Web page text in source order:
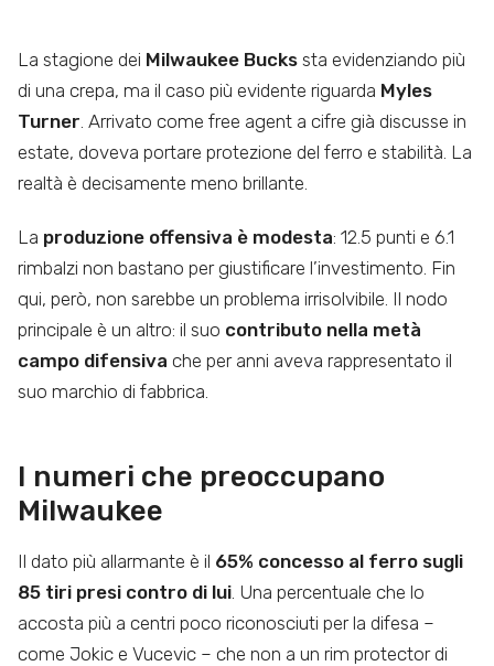
La stagione dei Milwaukee Bucks sta evidenziando più
di una crepa, ma il caso più evidente riguarda Myles
Turner. Arrivato come free agent a cifre già discusse in
estate, doveva portare protezione del ferro e stabilità. La
realtà è decisamente meno brillante.
La produzione offensiva è modesta: 12.5 punti e 6.1
rimbalzi non bastano per giustificare l’investimento. Fin
qui, però, non sarebbe un problema irrisolvibile. Il nodo
principale è un altro: il suo contributo nella metà
campo difensiva che per anni aveva rappresentato il
suo marchio di fabbrica.
I numeri che preoccupano
Milwaukee
Il dato più allarmante è il 65% concesso al ferro sugli
85 tiri presi contro di lui. Una percentuale che lo
accosta più a centri poco riconosciuti per la difesa –
come Jokic e Vucevic – che non a un rim protector di